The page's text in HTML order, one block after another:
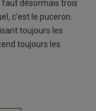
faut désormais trois
c'est le puceron.
toujours les
toujours les